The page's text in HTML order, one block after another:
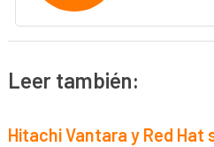
Leer también:
Hitachi Vantara y Red Hat